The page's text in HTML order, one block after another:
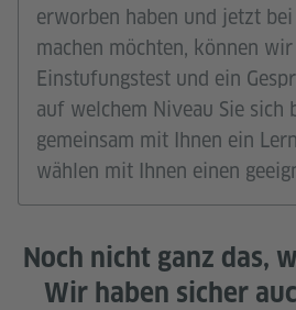
erworben haben und jetzt
machen möchten, können
Einstufungstest und ein
auf welchem Niveau Sie sich
gemeinsam mit Ihnen ein
wählen mit Ihnen einen
Noch nicht ganz das,
Wir haben sicher